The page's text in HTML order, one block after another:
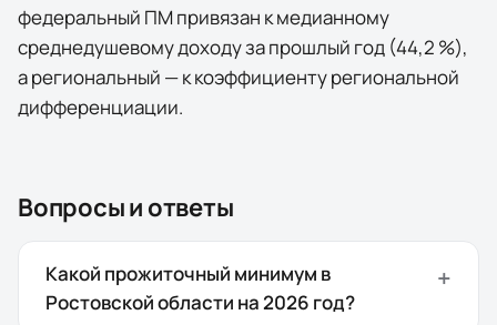
федеральный ПМ привязан к медианному
среднедушевому доходу за прошлый год (44,2 %),
а региональный — к коэффициенту региональной
дифференциации.
Вопросы и ответы
Какой прожиточный минимум в
Ростовской области на 2026 год?